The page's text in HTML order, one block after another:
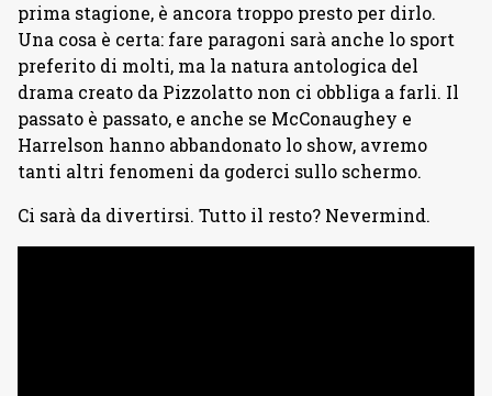
prima stagione, è ancora troppo presto per dirlo.
Una cosa è certa: fare paragoni sarà anche lo sport
preferito di molti, ma la natura antologica del
drama creato da Pizzolatto non ci obbliga a farli. Il
passato è passato, e anche se McConaughey e
Harrelson hanno abbandonato lo show, avremo
tanti altri fenomeni da goderci sullo schermo.
Ci sarà da divertirsi. Tutto il resto? Nevermind.